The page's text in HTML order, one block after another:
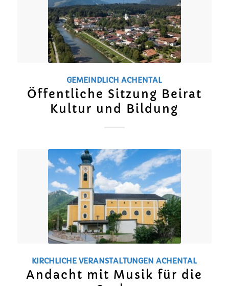
GEMEINDLICH ACHENTAL
Öffentliche Sitzung Beirat
Kultur und Bildung
KIRCHLICHE VERANSTALTUNGEN ACHENTAL
Andacht mit Musik für die